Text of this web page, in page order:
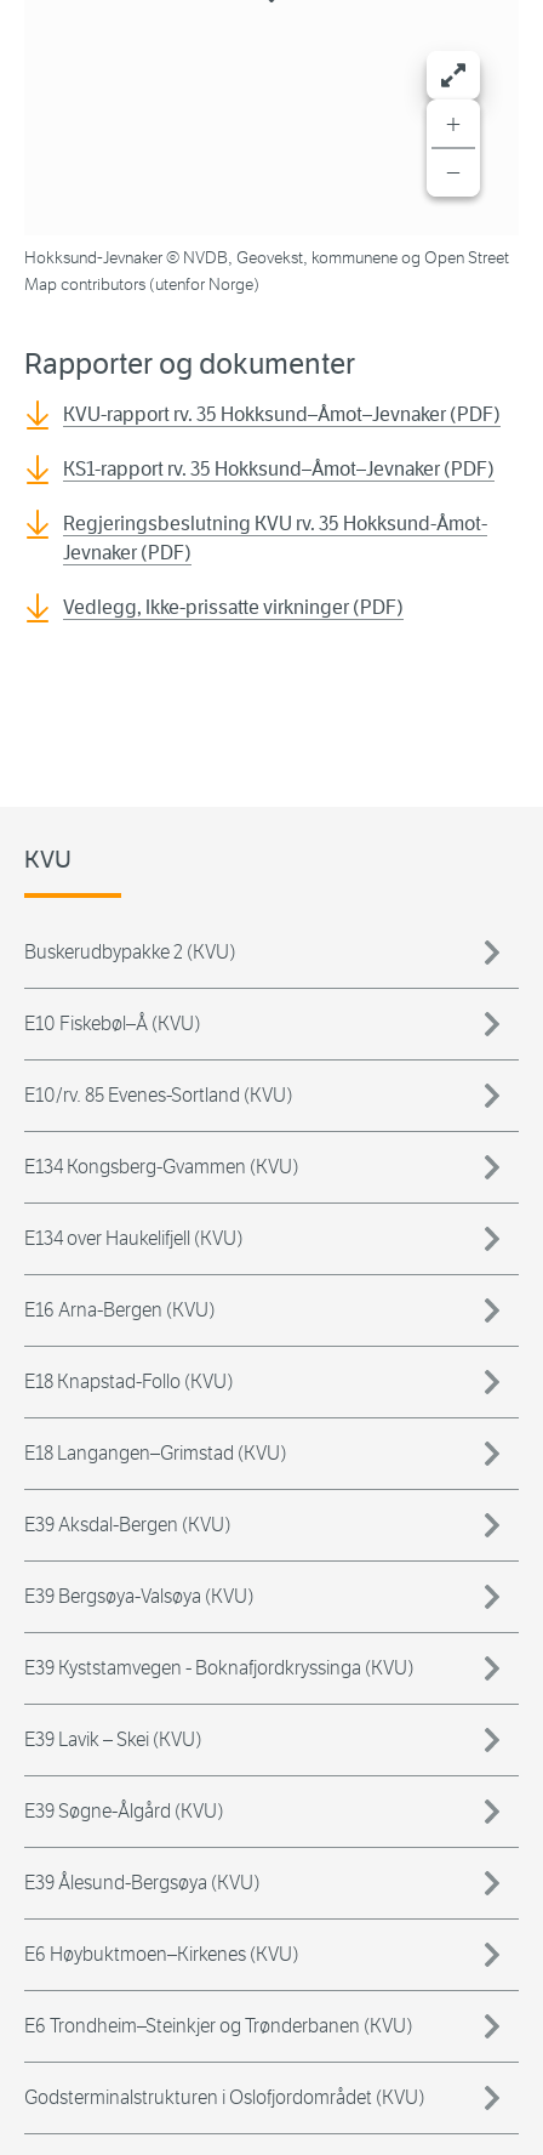
+
−
Hokksund-Jevnaker © NVDB, Geovekst, kommunene og Open Street
Map contributors (utenfor Norge)
Rapporter og dokumenter
KVU-rapport rv. 35 Hokksund–Åmot–Jevnaker (PDF)
KS1-rapport rv. 35 Hokksund–Åmot–Jevnaker (PDF)
Regjeringsbeslutning KVU rv. 35 Hokksund-Åmot-
Jevnaker (PDF)
Vedlegg, Ikke-prissatte virkninger (PDF)
KVU
Buskerudbypakke 2 (KVU)
E10 Fiskebøl–Å (KVU)
E10/rv. 85 Evenes-Sortland (KVU)
E134 Kongsberg-Gvammen (KVU)
E134 over Haukelifjell (KVU)
E16 Arna-Bergen (KVU)
E18 Knapstad-Follo (KVU)
E18 Langangen–Grimstad (KVU)
E39 Aksdal-Bergen (KVU)
E39 Bergsøya-Valsøya (KVU)
E39 Kyststamvegen - Boknafjordkryssinga (KVU)
E39 Lavik – Skei (KVU)
E39 Søgne-Ålgård (KVU)
E39 Ålesund-Bergsøya (KVU)
E6 Høybuktmoen–Kirkenes (KVU)
E6 Trondheim–Steinkjer og Trønderbanen (KVU)
Godsterminalstrukturen i Oslofjordområdet (KVU)